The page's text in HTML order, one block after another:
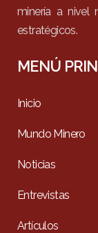
minería a nivel
estratégicos.
MENÚ
Inicio
Mundo Minero
Noticias
Entrevistas
Artículos